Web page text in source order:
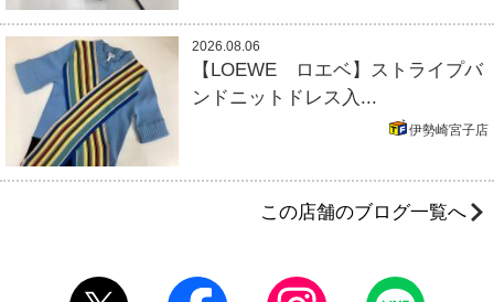
2026.08.06
【LOEWE ロエベ】ストライプバ
ンドニットドレス入...
伊勢崎宮子店
この店舗のブログ一覧へ